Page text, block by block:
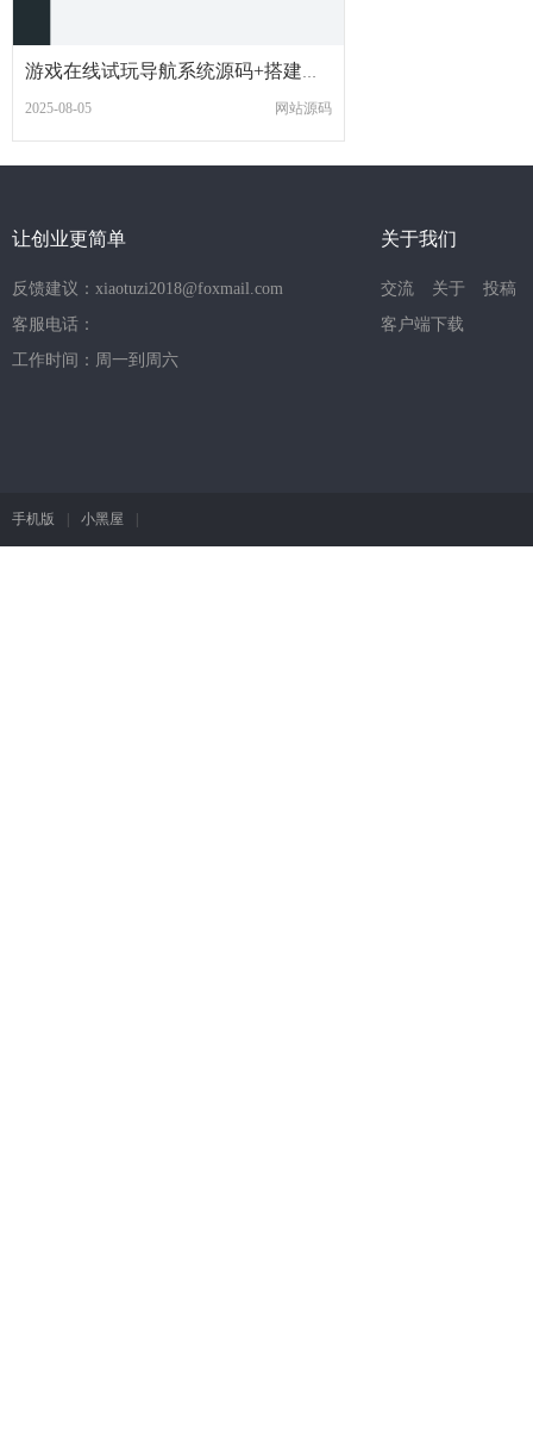
2025-08-05 网站源码
让创业更简单
反馈建议：xiaotuzi2018@foxmail.com
客服电话：
工作时间：周一到周六
关于我们
交流 关于
投稿
客户端下载
手机版 | 小黑屋 |